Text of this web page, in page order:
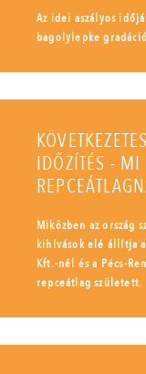
Az idei aszályos
bagolylepke
IDŐZÍTÉS -
Miközben az ország
kihívások elé állítja
Kft.-nél és a Pécs-
repceátlag született.